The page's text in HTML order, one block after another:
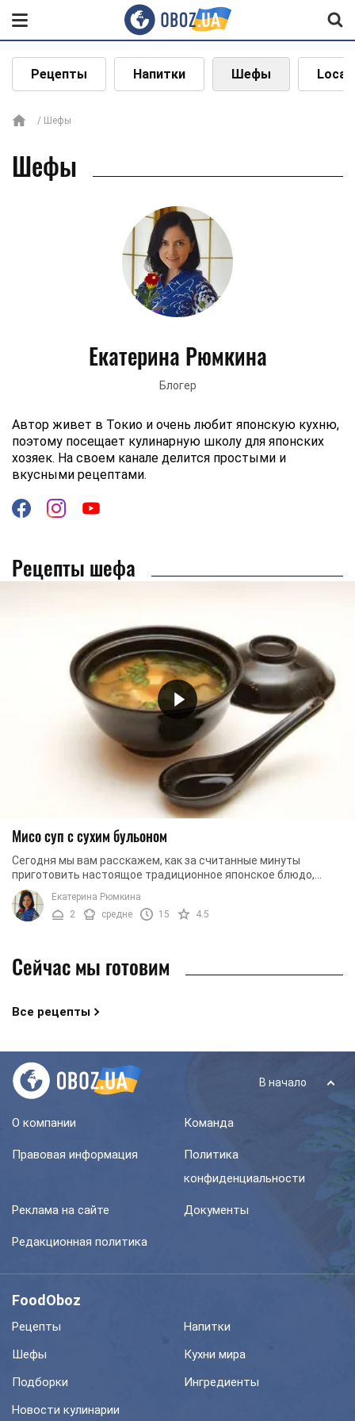
Рецепты Напитки Шефы Local
Шефы
Шефы
Екатерина Рюмкина
Блогер
Автор живет в Токио и очень любит японскую кухню,
поэтому посещает кулинарную школу для японских
хозяек. На своем канале делится простыми и
вкусными рецептами.
Рецепты шефа
Мисо суп с сухим бульоном
Сегодня мы вам расскажем, как за считанные минуты
приготовить настоящое традиционное японское блюдо,
известное практически во всем мире. Мы будем ...
Екатерина Рюмкина
2
средне 15 4.5
Сейчас мы готовим
Все рецепты
В начало
О компании Команда
Правовая информация
Политика
конфиденциальности
Реклама на сайте Документы
Редакционная политика
FoodOboz
Рецепты
Напитки
Шефы
Кухни мира
Подборки
Ингредиенты
Новости кулинарии